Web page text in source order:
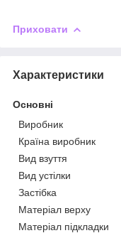
Приховати
Характеристики
Основні
Виробник
Країна виробник
Вид взуття
Вид устілки
Застібка
Матеріал верху
Матеріал підкладки